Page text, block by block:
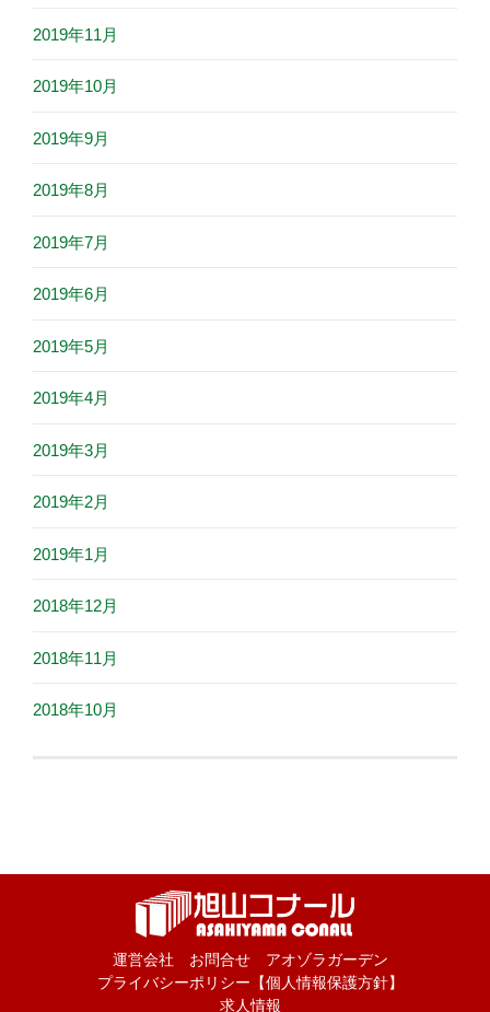
2019年11月
2019年10月
2019年9月
2019年8月
2019年7月
2019年6月
2019年5月
2019年4月
2019年3月
2019年2月
2019年1月
2018年12月
2018年11月
2018年10月
運営会社 お問合せ
アオゾラガーデン
プライバシーポリシー【個人情報保護方針】
求人情報